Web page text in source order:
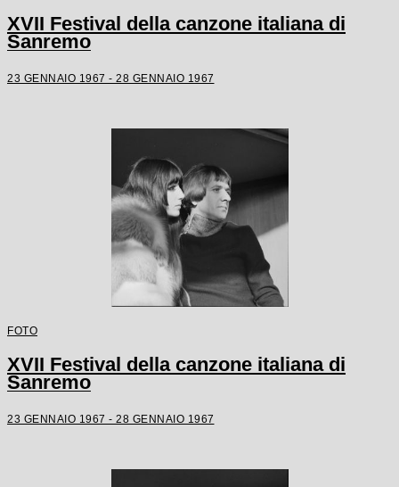
XVII Festival della canzone italiana di
Sanremo
23 GENNAIO 1967 - 28 GENNAIO 1967
FOTO
XVII Festival della canzone italiana di
Sanremo
23 GENNAIO 1967 - 28 GENNAIO 1967